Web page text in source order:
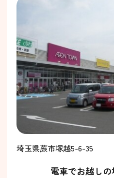
埼玉県蕨市塚越5-6-35
電車でお越し